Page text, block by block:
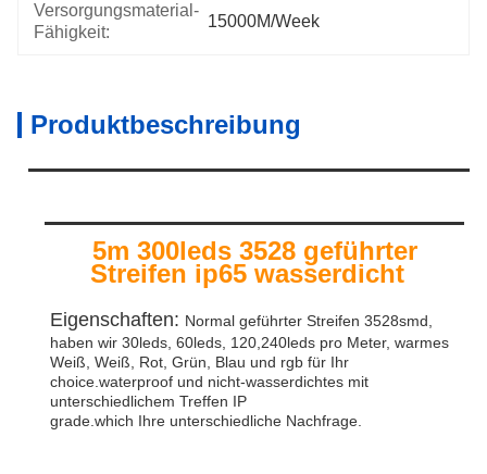
Versorgungsmaterial-
Fähigkeit:
15000M/week
Produktbeschreibung
5m 300leds 3528 geführter
Streifen ip65 wasserdicht
Eigenschaften: Normal geführter Streifen 3528smd
haben wir 30leds, 60leds, 120,240leds pro Meter, warmes
Weiß, Weiß, Rot, Grün, Blau und rgb für Ihr
choice.waterproof und nicht-wasserdichtes mit
unterschiedlichem Treffen IP
grade.which Ihre unterschiedliche Nachfrage.